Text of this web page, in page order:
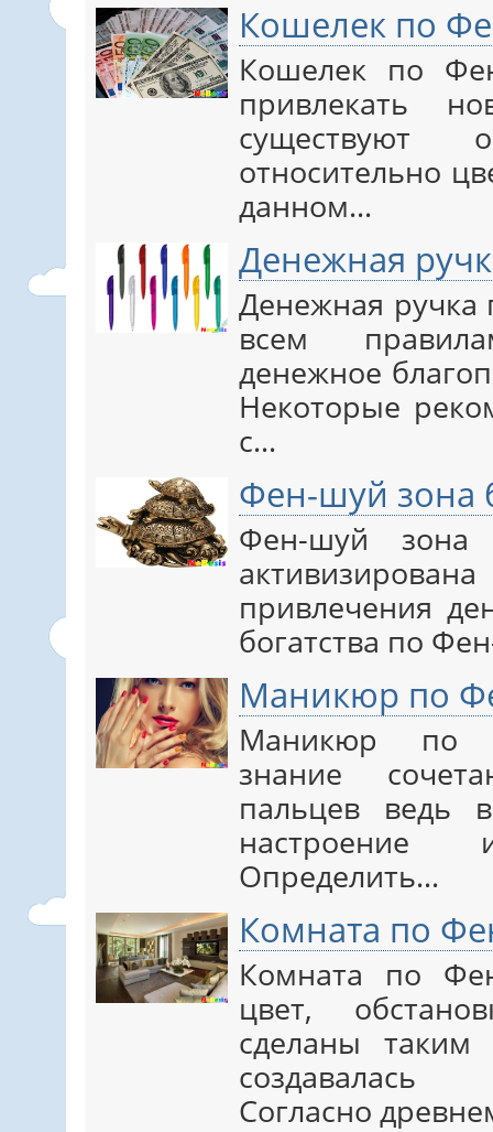
Кошелек по
Кошелек по
привлекать
существуют
относительно
данном…
Денежная
Денежная
всем
денежное
Некоторые
с…
Фен-шуй зона
Фен-шуй зона
привлечения
богатства по
Маникюр по
Маникюр по
знание
пальцев ведь
Определить…
Комната по
Комната по
цвет,
сделаны
создавалась
Согласно